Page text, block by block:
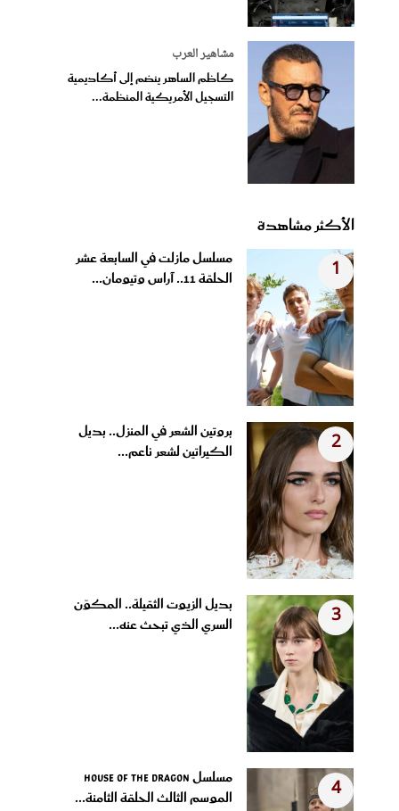
مشاهير العرب
كاظم الساهر ينضم إلى أكاديمية
التسجيل الأمريكية المنظمة...
الأكثر مشاهدة
1
مسلسل مازلت في السابعة عشر
الحلقة 11.. آراس وتيومان...
2
بروتين الشعر في المنزل.. بديل
الكيراتين لشعر ناعم...
3
بديل الزيوت الثقيلة.. المكوّن
السري الذي تبحث عنه...
4
مسلسل House of the Dragon
الموسم الثالث الحلقة الثامنة...